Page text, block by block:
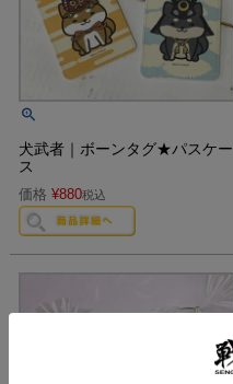
犬武者｜ボーンタグ★パスケー
ス
価格 ¥880税込